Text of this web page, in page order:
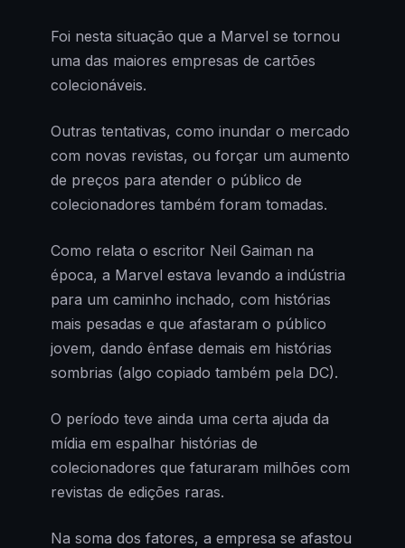
Foi nesta situação que a Marvel se tornou
uma das maiores empresas de cartões
colecionáveis.
Outras tentativas, como inundar o mercado
com novas revistas, ou forçar um aumento
de preços para atender o público de
colecionadores também foram tomadas.
Como relata o escritor Neil Gaiman na
época, a Marvel estava levando a indústria
para um caminho inchado, com histórias
mais pesadas e que afastaram o público
jovem, dando ênfase demais em histórias
sombrias (algo copiado também pela DC).
O período teve ainda uma certa ajuda da
mídia em espalhar histórias de
colecionadores que faturaram milhões com
revistas de edições raras.
Na soma dos fatores, a empresa se afastou